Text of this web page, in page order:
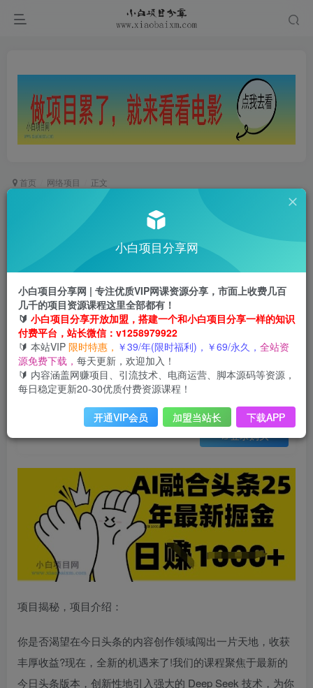
首页 网络项目 正文
掌握这招：DeepSeek 融合今日头条，一键复制粘
1年前更新
关注
0 486 73
此内容为会员免费，请付费后查看
云币3 限时特惠
云币 99
年VIP免费 终身VIP会员免费
登录购买
会员免费 已售 21
项目揭秘，项目介绍：
你是否渴望在今日头条的内容创作领域闯出一片天地，收获
丰厚收益?现在，全新的机遇来了!我们的课程聚焦于最新的
今日头条版本，创新性地引入强大的 Deep Seek 技术，为你
小白项目分享网
小白项目分享网 | 专注优质VIP网课资源分享，市面上收费几百
几千的项目资源课程这里全部都有！
🔰 小白项目分享开放加盟，搭建一个和小白项目分享一样的知识
付费平台，站长微信：v1258979922
🔰 本站VIP 限时特惠， ￥39/年(限时福利)，￥69/永久， 全站资
源免费下载， 每天更新，欢迎加入！
🔰 内容涵盖网赚项目、引流技术、电商运营、脚本源码等资源，
每日稳定更新20-30优质付费资源课程！
开通VIP会员 加盟当站长 下载APP